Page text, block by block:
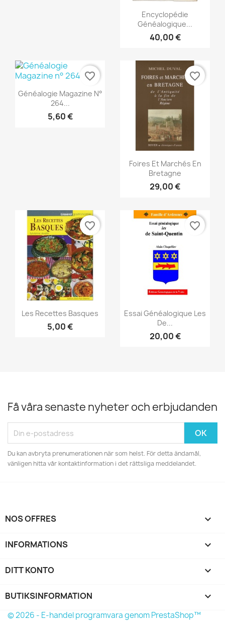
Snabbvy
Encyclopédie
Généalogique...
40,00 €
Snabbvy
Généalogie Magazine N°
264...
5,60 €
favorite_border
Snabbvy
Foires Et Marchés En
Bretagne
29,00 €
favorite_border
Snabbvy
Les Recettes Basques
5,00 €
favorite_border
Snabbvy
Essai Généalogique Les
De...
20,00 €
favorite_border
Få våra senaste nyheter och erbjudanden
Du kan avbryta prenumerationen när som helst. För detta ändamål,
vänligen hitta vår kontaktinformation i det rättsliga meddelandet.
NOS OFFRES 
INFORMATIONS 
DITT KONTO 
BUTIKSINFORMATION keyboard_arrow_down
© 2026 - E-handel programvara genom PrestaShop™